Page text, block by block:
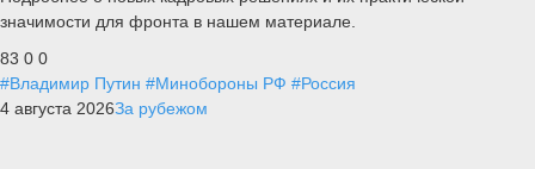
значимости для фронта в нашем материале.
83 0 0
#Владимир Путин #Минобороны РФ #Россия
4 августа 2026За рубежом